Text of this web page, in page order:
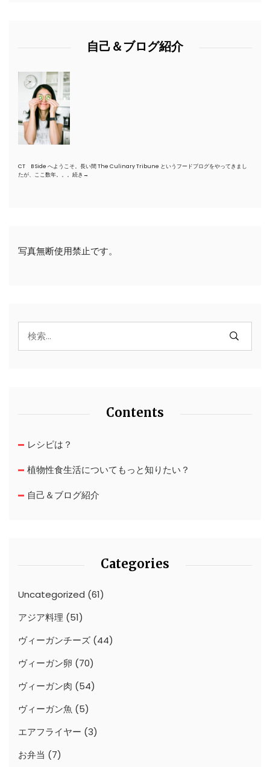
自己＆ブログ紹介
CT B Side へようこそ。長い間 The Culinary Tribune というフードブログをやってきまし
たが、ここ数年。。。 続き→
写真無断使用禁止です。
Contents
レシピは？
植物性食生活についてもっと知りたい？
自己＆ブログ紹介
Categories
Uncategorized (61)
アジア料理 (51)
ヴィーガンチーズ (44)
ヴィーガン卵 (70)
ヴィーガン肉 (54)
ヴィーガン魚 (5)
エアフライヤー (3)
お弁当 (7)